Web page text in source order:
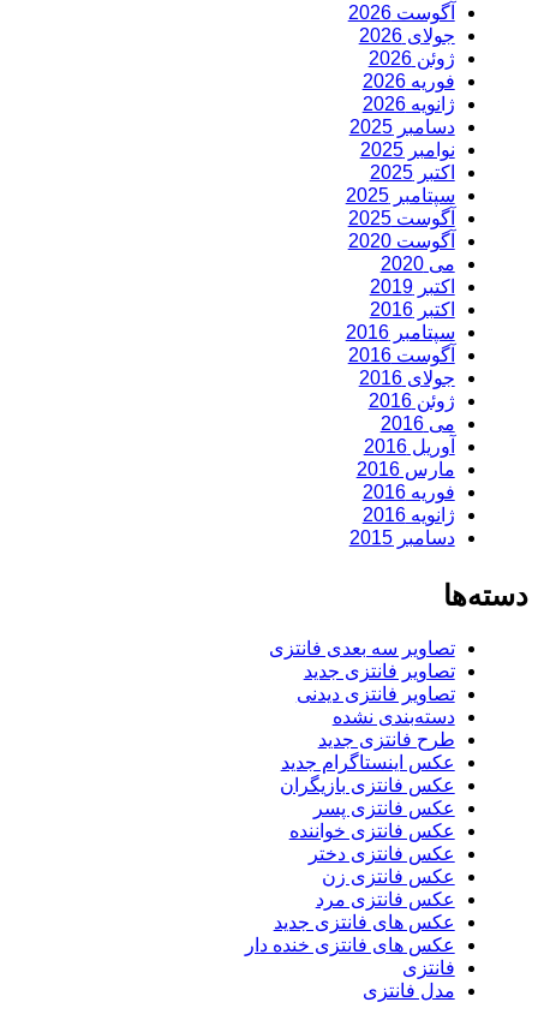
آگوست 2026
جولای 2026
ژوئن 2026
فوریه 2026
ژانویه 2026
دسامبر 2025
نوامبر 2025
اکتبر 2025
سپتامبر 2025
آگوست 2025
آگوست 2020
می 2020
اکتبر 2019
اکتبر 2016
سپتامبر 2016
آگوست 2016
جولای 2016
ژوئن 2016
می 2016
آوریل 2016
مارس 2016
فوریه 2016
ژانویه 2016
دسامبر 2015
دسته‌ها
تصاویر سه بعدی فانتزی
تصاویر فانتزی جدید
تصاویر فانتزی دیدنی
دسته‌بندی نشده
طرح فانتزی جدید
عکس اینستاگرام جدید
عکس فانتزی بازیگران
عکس فانتزی پسر
عکس فانتزی خواننده
عکس فانتزی دختر
عکس فانتزی زن
عکس فانتزی مرد
عکس های فانتزی جدید
عکس های فانتزی خنده دار
فانتزی
مدل فانتزی